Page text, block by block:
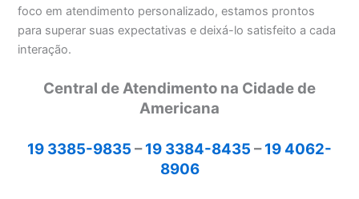
foco em atendimento personalizado, estamos prontos
para superar suas expectativas e deixá-lo satisfeito a cada
interação.
Central de Atendimento na Cidade de
Americana
19 3385-9835 –19 3384-8435 –19 4062-
8906